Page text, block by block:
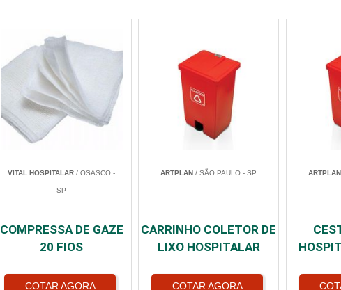
VITAL HOSPITALAR / OSASCO -
SP
COMPRESSA DE GAZE
20 FIOS
COTAR AGORA
ARTPLAN / SÃO PAULO - SP
CARRINHO COLETOR DE
LIXO HOSPITALAR
COTAR AGORA
ARTPLAN